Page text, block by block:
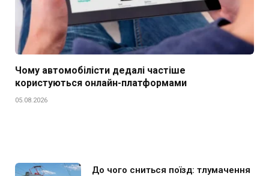
Чому автомобілісти дедалі частіше
користуються онлайн-платформами
05.08.2026
До чого сниться поїзд: тлумачення